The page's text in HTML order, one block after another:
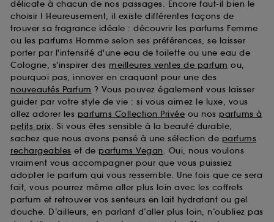
délicate à chacun de nos passages. Encore faut-il bien le
choisir ! Heureusement, il existe différentes façons de
trouver sa fragrance idéale : découvrir les parfums Femme
ou les parfums Homme selon ses préférences, se laisser
porter par l'intensité d'une eau de toilette ou une eau de
Cologne, s'inspirer des meilleures ventes de parfum ou,
pourquoi pas, innover en craquant pour une des
nouveautés Parfum ? Vous pouvez également vous laisser
guider par votre style de vie : si vous aimez le luxe, vous
allez adorer les parfums Collection Privée ou nos parfums à
petits prix. Si vous êtes sensible à la beauté durable,
sachez que nous avons pensé à une sélection de parfums
rechargeables et de parfums Vegan. Oui, nous voulons
vraiment vous accompagner pour que vous puissiez
adopter le parfum qui vous ressemble. Une fois que ce sera
fait, vous pourrez même aller plus loin avec les coffrets
parfum et retrouver vos senteurs en lait hydratant ou gel
douche. D’ailleurs, en parlant d’aller plus loin, n’oubliez pas